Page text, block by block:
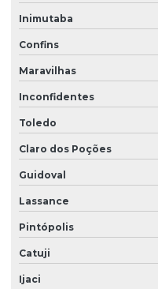
Inimutaba
Confins
Maravilhas
Inconfidentes
Toledo
Claro dos Poções
Guidoval
Lassance
Pintópolis
Catuji
Ijaci